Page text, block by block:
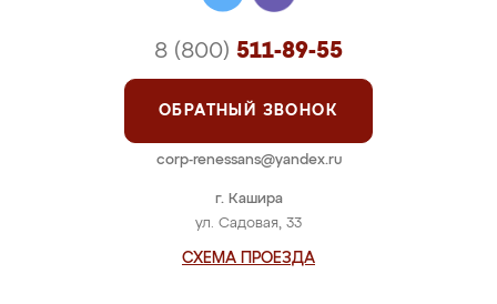
г. Кашира
ул. Садовая, 33
СХЕМА ПРОЕЗДА
8 (800) 511-89-55
ОБРАТНЫЙ ЗВОНОК
corp-renessans@yandex.ru